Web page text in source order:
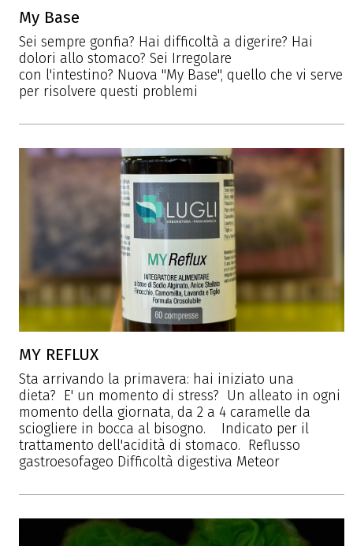
My Base
Sei sempre gonfia? Hai difficoltà a digerire? Hai
dolori allo stomaco? Sei Irregolare
con l'intestino? Nuova "My Base", quello che vi serve
per risolvere questi problemi
MY REFLUX
Sta arrivando la primavera: hai iniziato una
dieta? E' un momento di stress? Un alleato in ogni
momento della giornata, da 2 a 4 caramelle da
sciogliere in bocca al bisogno. Indicato per il
trattamento dell'acidità di stomaco. Reflusso
gastroesofageo Difficoltà digestiva Meteor